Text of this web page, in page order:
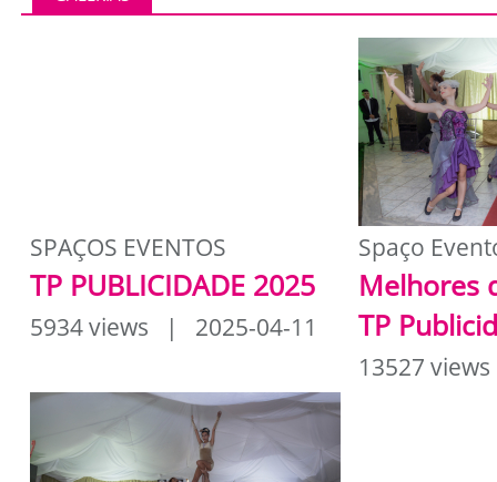
SPAÇOS EVENTOS
TP PUBLICIDADE 2025
5934 views | 2025-04-11
Spaço
Melhores
TP
13527